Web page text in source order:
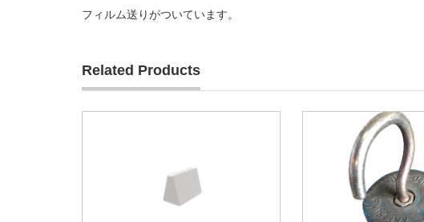
フィルム送りがついています。
Related Products